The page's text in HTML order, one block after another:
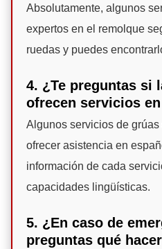
Absolutamente, algunos
expertos en el remolque
ruedas y puedes
4. ¿Te preguntas si
ofrecen servicios
Algunos servicios de
ofrecer asistencia en
información de cada
capacidades lingüísticas.
5. ¿En caso de
preguntas qué